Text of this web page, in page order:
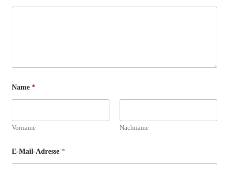
h
Name*
Vorname Nachname
E-Mail-Adresse*